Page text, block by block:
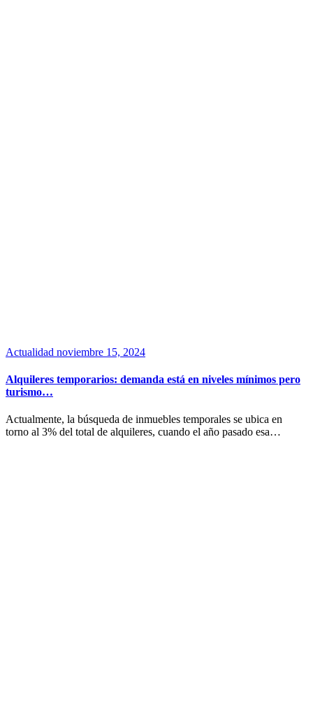
Actualidad noviembre 15, 2024
Alquileres temporarios: demanda está en niveles mínimos pero
turismo…
Actualmente, la búsqueda de inmuebles temporales se ubica en
torno al 3% del total de alquileres, cuando el año pasado esa…